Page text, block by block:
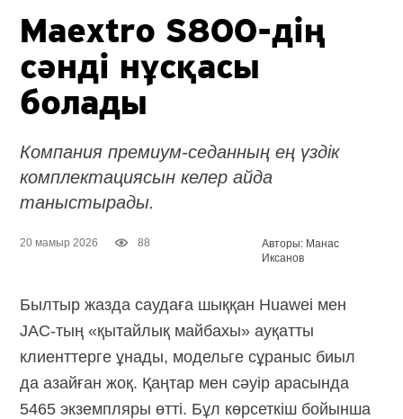
Maextro S800-дің
сәнді нұсқасы
болады
Компания премиум-седанның ең үздік
комплектациясын келер айда
таныстырады.
20 мамыр 2026 88
Авторы: Манас
Иксанов
Былтыр жазда саудаға шыққан Huawei мен
JAC-тың «қытайлық майбахы» ауқатты
клиенттерге ұнады, модельге сұраныс биыл
да азайған жоқ. Қаңтар мен сәуір арасында
5465 экземпляры өтті. Бұл көрсеткіш бойынша